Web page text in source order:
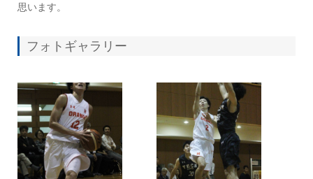
思います。
フォトギャラリー